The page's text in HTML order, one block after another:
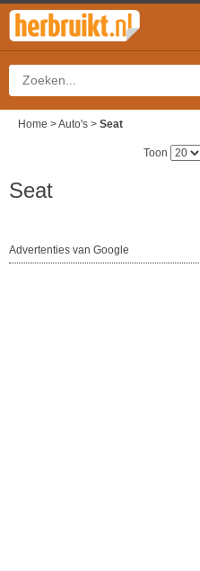
Home >Auto's > Seat
Toon
Seat
Advertenties van Google